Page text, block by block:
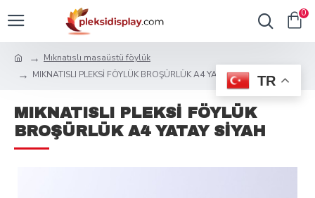
TR
0
Mıknatıslı masaüstü föylük
MIKNATISLI PLEKSİ FÖYLÜK BROŞÜRLÜK A4 YATAY SİYAH
MIKNATISLI PLEKSİ FÖYLÜK
BROŞÜRLÜK A4 YATAY SİYAH